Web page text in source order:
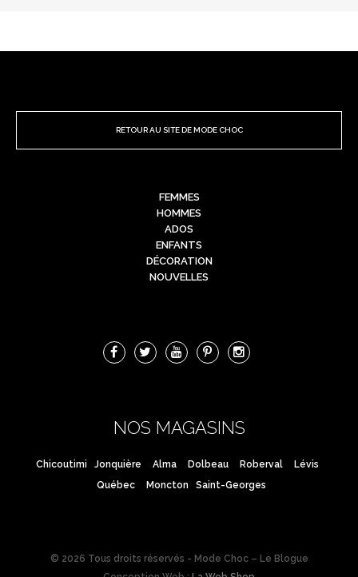
RETOUR AU SITE DE MODE CHOC
FEMMES
HOMMES
ADOS
ENFANTS
DÉCORATION
NOUVELLES
NOS MAGASINS
Chicoutimi Jonquière Alma Dolbeau Roberval
Lévis
Québec
Moncton Saint-Georges
© 2026 Tous droits réservés - Mode Choc – Le Blogue